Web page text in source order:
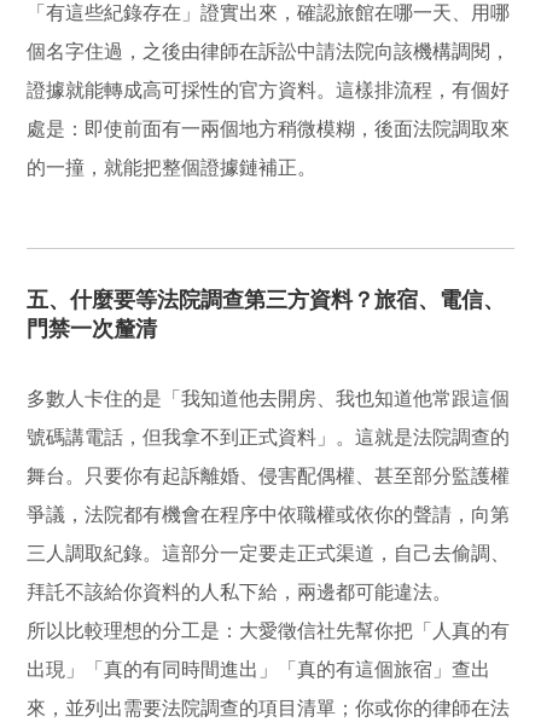
「有這些紀錄存在」證實出來，確認旅館在哪一天、用哪
個名字住過，之後由律師在訴訟中請法院向該機構調閱，
證據就能轉成高可採性的官方資料。這樣排流程，有個好
處是：即使前面有一兩個地方稍微模糊，後面法院調取來
的一撞，就能把整個證據鏈補正。
五、什麼要等法院調查第三方資料？旅宿、電信、
門禁一次釐清
多數人卡住的是「我知道他去開房、我也知道他常跟這個
號碼講電話，但我拿不到正式資料」。這就是法院調查的
舞台。只要你有起訴離婚、侵害配偶權、甚至部分監護權
爭議，法院都有機會在程序中依職權或依你的聲請，向第
三人調取紀錄。這部分一定要走正式渠道，自己去偷調、
拜託不該給你資料的人私下給，兩邊都可能違法。
所以比較理想的分工是：大愛徵信社先幫你把「人真的有
出現」「真的有同時間進出」「真的有這個旅宿」查出
來，並列出需要法院調查的項目清單；你或你的律師在法